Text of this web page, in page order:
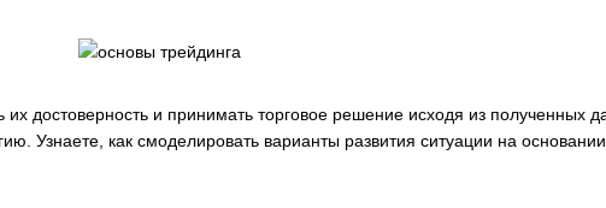
достоверность и принимать торговое решение исходя из полученных
Узнаете, как смоделировать варианты развития ситуации на